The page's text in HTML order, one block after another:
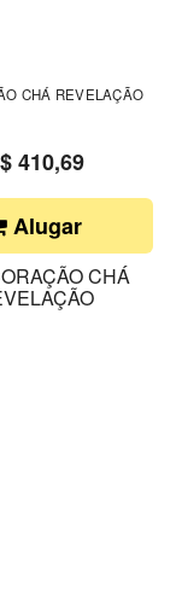
CHÁ REVELAÇÃO
410,69
Alugar